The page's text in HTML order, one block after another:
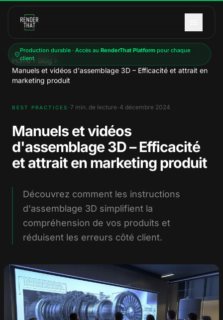
Production durable · Accès au RenderThat Platformpour chaque
client
Home
Blog
Manuels et vidéos d'assemblage 3D – Efficacité et attrait en
marketing produit
BEST PRACTICES · 7 min. de lecture· 4 décembre 2024
Manuels et vidéos
d'assemblage 3D – Efficacité
et attrait en marketing produit
Découvrez comment les instructions
d'assemblage 3D simplifient la
compréhension de vos produits et
réduisent les erreurs côté client.